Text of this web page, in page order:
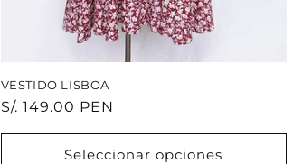
VESTIDO LISBOA
Precio
S/. 149.00 PEN
Seleccionar opciones